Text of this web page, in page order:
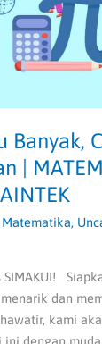
Banyak,
|
Matematika,
SIMAKUI!
dan
kami
ini dengan